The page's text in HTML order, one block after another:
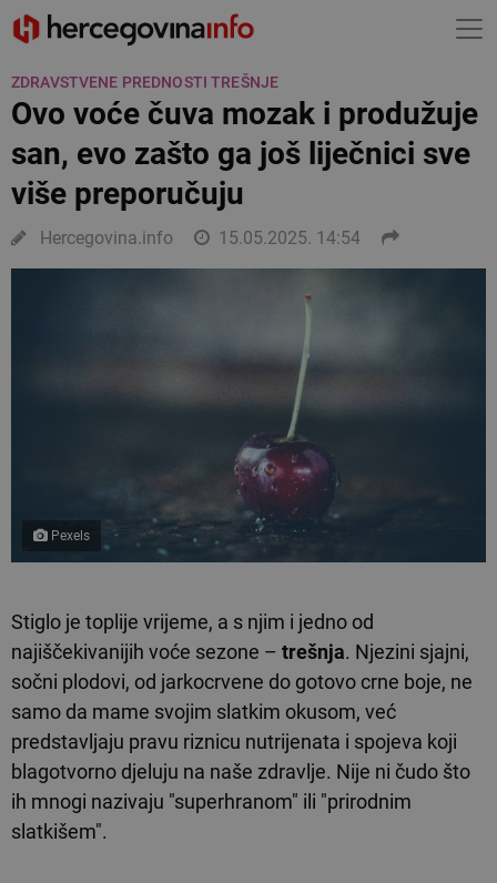
ZDRAVSTVENE PREDNOSTI TREŠNJE
Ovo voće čuva mozak i produžuje
san, evo zašto ga još liječnici sve
više preporučuju
Hercegovina.info 15.05.2025. 14:54
Pexels
Stiglo je toplije vrijeme, a s njim i jedno od
najiščekivanijih voće sezone – trešnja. Njezini sjajni,
sočni plodovi, od jarkocrvene do gotovo crne boje, ne
samo da mame svojim slatkim okusom, već
predstavljaju pravu riznicu nutrijenata i spojeva koji
blagotvorno djeluju na naše zdravlje. Nije ni čudo što
ih mnogi nazivaju "superhranom" ili "prirodnim
slatkišem".